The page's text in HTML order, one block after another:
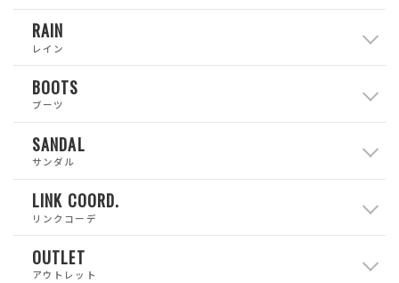
RAIN
レイン
BOOTS
ブーツ
SANDAL
サンダル
LINK COORD.
リンクコーデ
OUTLET
アウトレット